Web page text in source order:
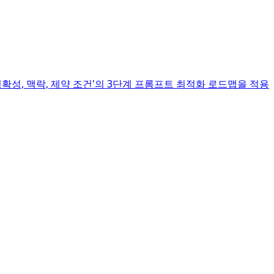
성, 맥락, 제약 조건'의 3단계 프롬프트 최적화 로드맵을 적용